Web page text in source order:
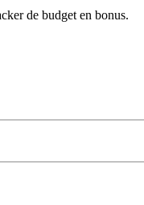
de budget en bonus.